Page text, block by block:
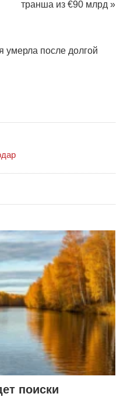
транша из €90 млрд »
умерла после долгой
поиски